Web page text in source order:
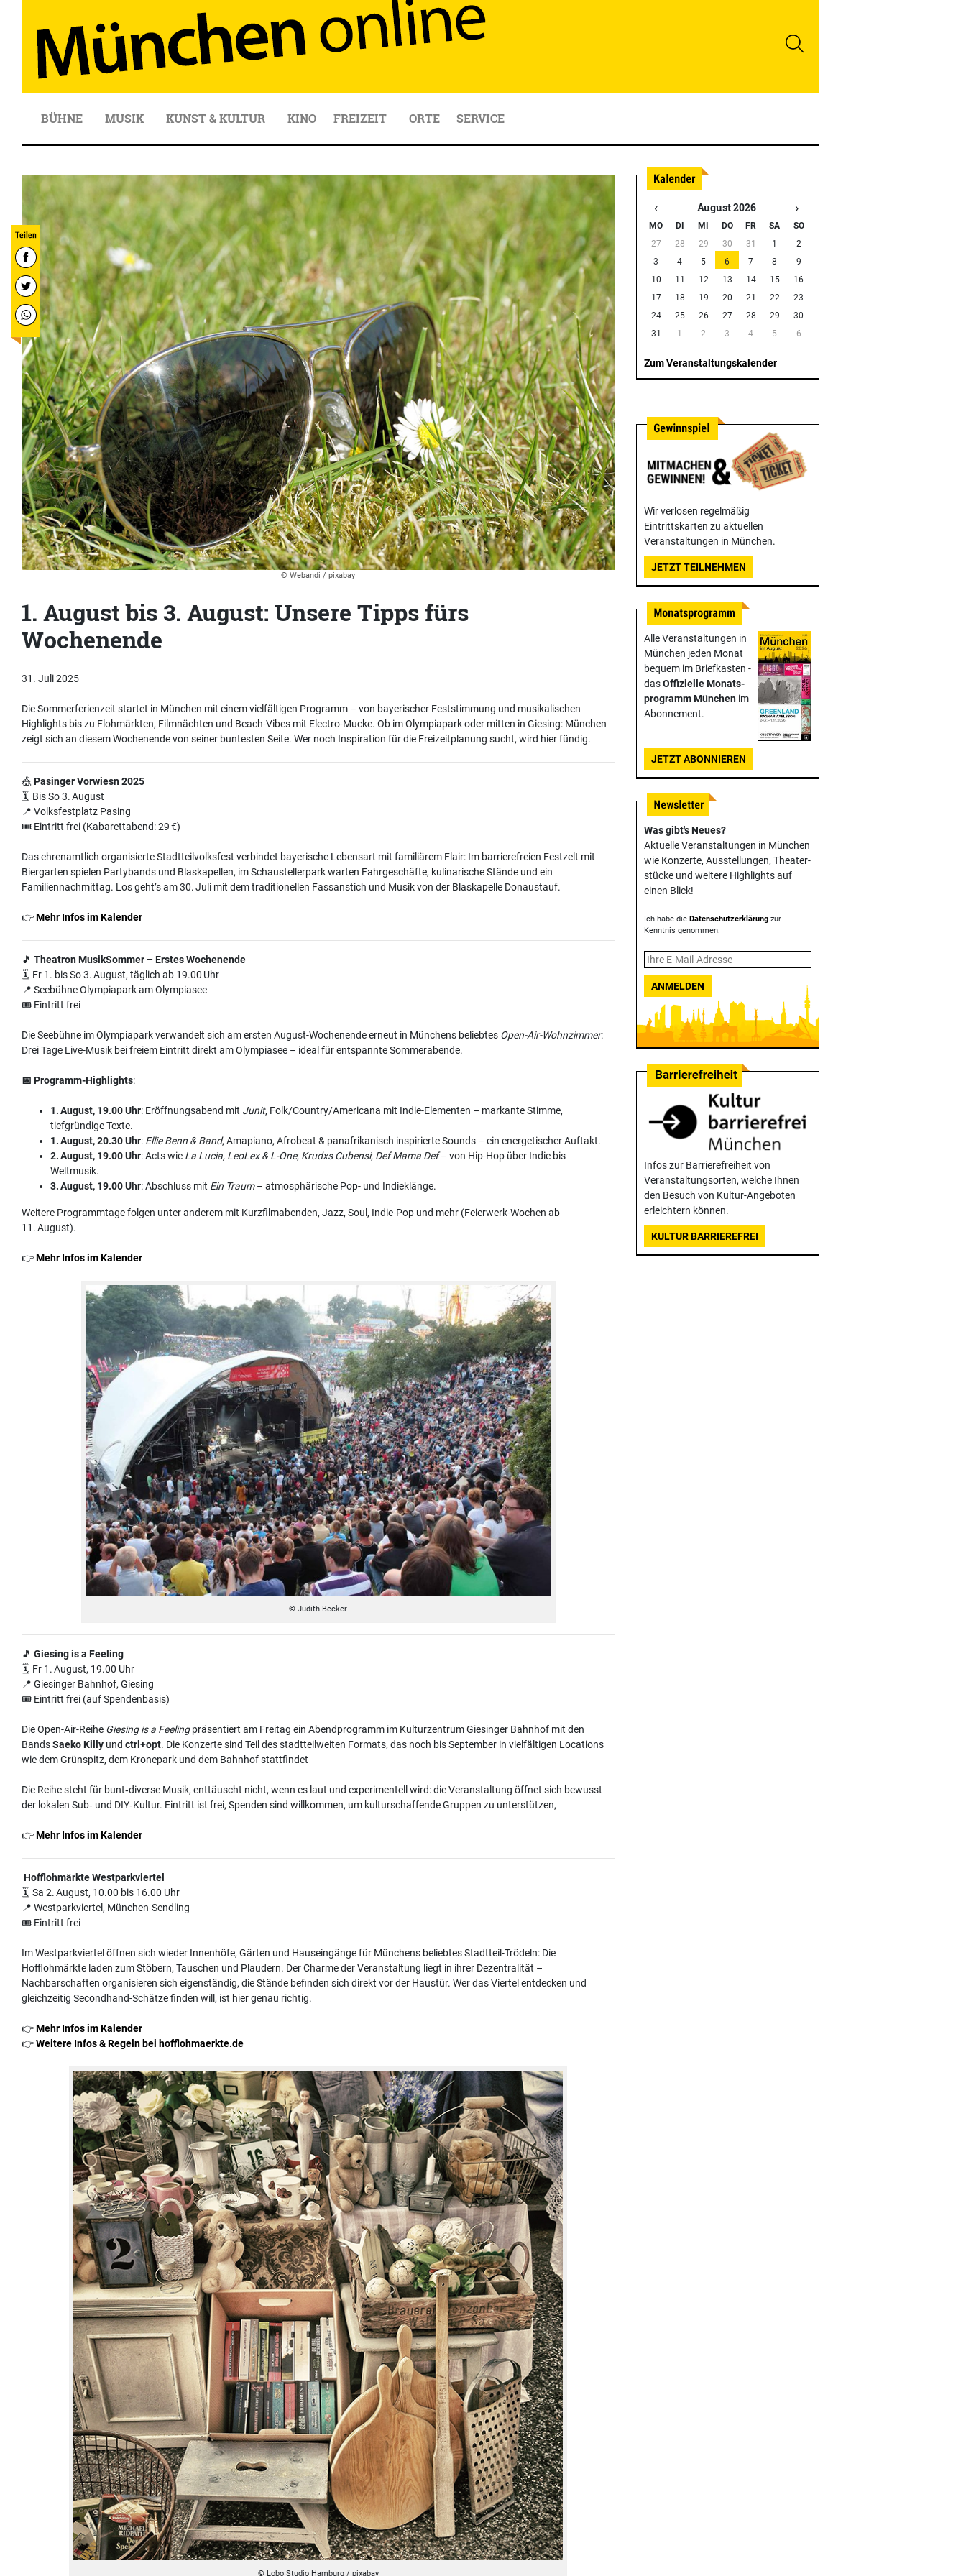
BÜHNE MUSIK KUNST & KULTUR KINO FREIZEIT ORTE SERVICE
© Webandi / pixabay
1. August bis 3. August: Unsere Tipps fürs
Wochenende
31. Juli 2025
Die Sommerferienzeit startet in München mit einem vielfältigen Programm – von bayerischer Feststimmung und musikalischen
Highlights bis zu Flohmärkten, Filmnächten und Beach-Vibes mit Electro-Mucke. Ob im Olympiapark oder mitten in Giesing: München
zeigt sich an diesem Wochenende von seiner buntesten Seite. Wer noch Inspiration für die Freizeitplanung sucht, wird hier fündig.
🎪 Pasinger Vorwiesn 2025
🗓 Bis So 3. August
📍 Volksfestplatz Pasing
🎟 Eintritt frei (Kabarettabend: 29 €)
Das ehrenamtlich organisierte Stadtteilvolksfest verbindet bayerische Lebensart mit familiärem Flair: Im barrierefreien Festzelt mit
Biergarten spielen Partybands und Blaskapellen, im Schaustellerpark warten Fahrgeschäfte, kulinarische Stände und ein
Familiennachmittag. Los geht’s am 30. Juli mit dem traditionellen Fassanstich und Musik von der Blaskapelle Donaustauf.
👉Mehr Infos im Kalender
🎵 Theatron MusikSommer – Erstes Wochenende
🗓 Fr 1. bis So 3. August, täglich ab 19.00 Uhr
📍 Seebühne Olympiapark am Olympiasee
🎟 Eintritt frei
Die Seebühne im Olympiapark verwandelt sich am ersten August-Wochenende erneut in Münchens beliebtes Open-Air-Wohnzimmer:
Drei Tage Live-Musik bei freiem Eintritt direkt am Olympiasee – ideal für entspannte Sommerabende.
📅 Programm-Highlights:
1.August, 19.00 Uhr: Eröffnungsabend mit Junit, Folk/Country/Americana mit Indie-Elementen – markante Stimme,
tiefgründige Texte.
1.August, 20.30 Uhr: Ellie Benn & Band, Amapiano, Afrobeat & panafrikanisch inspirierte Sounds – ein energetischer Auftakt.
2.August, 19.00 Uhr: Acts wie La Lucia, LeoLex & L-One; Krudxs Cubensi; Def Mama Def– von Hip-Hop über Indie bis
Weltmusik.
3.August, 19.00 Uhr: Abschluss mit Ein Traum– atmosphärische Pop- und Indieklänge.
Weitere Programmtage folgen unter anderem mit Kurzfilmabenden, Jazz, Soul, Indie-Pop und mehr (Feierwerk-Wochen ab
11. August).
👉Mehr Infos im Kalender
© Judith Becker
🎵 Giesing is a Feeling
🗓 Fr 1. August, 19.00 Uhr
📍 Giesinger Bahnhof, Giesing
🎟 Eintritt frei (auf Spendenbasis)
Die Open-Air-Reihe Giesing is a Feelingpräsentiert am Freitag ein Abendprogramm im Kulturzentrum Giesinger Bahnhof mit den
BandsSaeko Killy und ctrl+opt. Die Konzerte sind Teil des stadtteilweiten Formats, das noch bis September in vielfältigen Locations
wie dem Grünspitz, dem Kronepark und dem Bahnhof stattfindet
Die Reihe steht für bunt‑diverse Musik, enttäuscht nicht, wenn es laut und experimentell wird: die Veranstaltung öffnet sich bewusst
der lokalen Sub‑ und DIY‑Kultur. Eintritt ist frei, Spenden sind willkommen, um kulturschaffende Gruppen zu unterstützen,
👉Mehr Infos im Kalender
Hofflohmärkte Westparkviertel
🗓 Sa 2. August, 10.00 bis 16.00 Uhr
📍 Westparkviertel, München-Sendling
🎟 Eintritt frei
Im Westparkviertel öffnen sich wieder Innenhöfe, Gärten und Hauseingänge für Münchens beliebtes Stadtteil-Trödeln: Die
Hofflohmärkte laden zum Stöbern, Tauschen und Plaudern. Der Charme der Veranstaltung liegt in ihrer Dezentralität –
Nachbarschaften organisieren sich eigenständig, die Stände befinden sich direkt vor der Haustür. Wer das Viertel entdecken und
gleichzeitig Secondhand-Schätze finden will, ist hier genau richtig.
👉Mehr Infos im Kalender
👉Weitere Infos & Regeln bei hofflohmaerkte.de
© Lobo Studio Hamburg / pixabay
‹ August 2026 ›
MO DI MI DO FR SA
SO
27
28 29 30 31 1
2
3
4 5 6 7 8
9
10
11 12 13 14 15
16
17
18 19 20 21 22
23
24
25 26 27 28 29
30
31
1 2 3 4 5 6
Zum Veranstaltungskalender
Wir verlosen regelmäßig
Eintrittskarten zu aktuellen
Veranstaltungen in München.
JETZT TEILNEHMEN
Alle Veranstaltungen in
München jeden Monat
bequem im Briefkasten -
dasOffizielle Monats­
programm München im
Abonnement.
JETZT ABONNIEREN
Was gibt's Neues?
Aktuelle Veranstaltungen in München
wie Konzerte, Ausstellungen, Theater­
stücke und weitere Highlights auf
einen Blick!
Ich habe die Datenschutzerklärung zur
Kenntnis genommen.
ANMELDEN
Infos zur Barrierefreiheit von
Veranstaltungsorten, welche Ihnen
den Besuch von Kultur-Angeboten
erleichtern können.
KULTUR BARRIEREFREI